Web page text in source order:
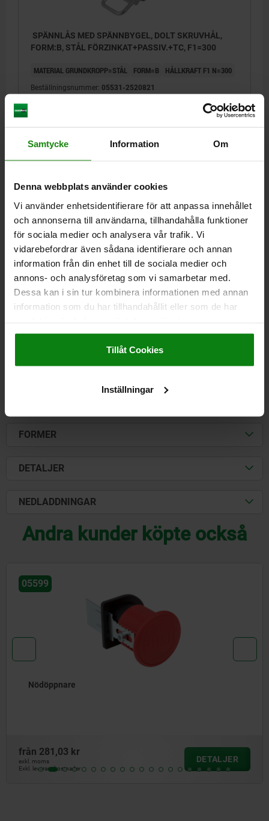
Samtycke Information Om
Denna webbplats använder cookies
Vi använder enhetsidentifierare för att anpassa innehållet
och annonserna till användarna, tillhandahålla funktioner
för sociala medier och analysera vår trafik. Vi
vidarebefordrar även sådana identifierare och annan
information från din enhet till de sociala medier och
annons- och analysföretag som vi samarbetar med.
Dessa kan i sin tur kombinera informationen med annan
information som du har tillhandahållit eller som de har
Impressum|Dataskydd|AGB
Tillåt Cookies
Inställningar
SPÄNNLÅS MED SPÄNNBYGEL, DOLT SKRUVHÅL,
FORM:B, STÅL FÖRZINKAT+PASSIV.+TC, F1=300
MATERIAL GRUNDKROPP=STÅL FORM=B HÅLLKRAFT F1 N=300
Beställningsnummer: 05531-2520821
FORM:B, ROSTFRITT STÅL 1.4301 BLANK, F1=300
MATERIAL GRUNDKROPP=ROSTFRITT STÅL
FORM=B
24,32 kr
FORMER
DETALJER
NEDLADDNINGAR
Andra kunder köpte också
05599
Nödöppnare
från 281,03 kr
exkl. moms
Exkl. leveranskostnader
DETALJER